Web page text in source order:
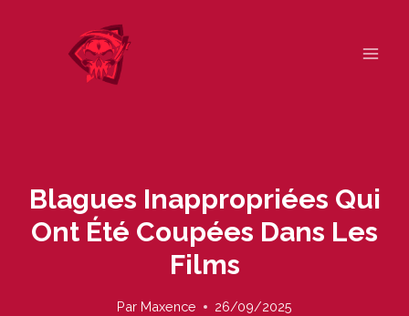
Blagues Inappropriées Qui
Ont Été Coupées Dans Les
Films
Par Maxence 26/09/2025